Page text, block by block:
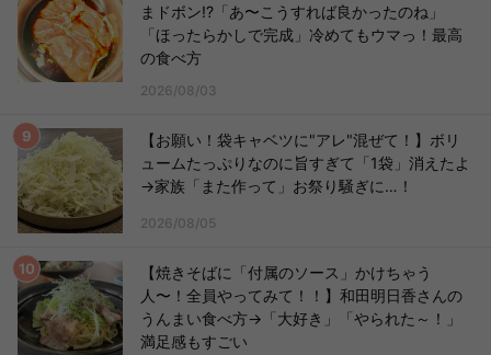
まドボン!?「あ〜こうすれば良かったのね」
「ほったらかしで完成」冷めてもウマっ！最高
の食べ方
2026/08/03
【お願い！袋キャベツに"アレ"混ぜて！】ボリ
ュームたっぷりなのに旨すぎて「1袋」消えたよ
→家族「また作って」お祭り騒ぎに…！
2026/08/05
【焼きそばに「付属のソース」かけちゃう
人〜！全員やってみて！！】和田明日香さんの
うんまい食べ方→「大好き」「やられた～！」
満足感もすごい